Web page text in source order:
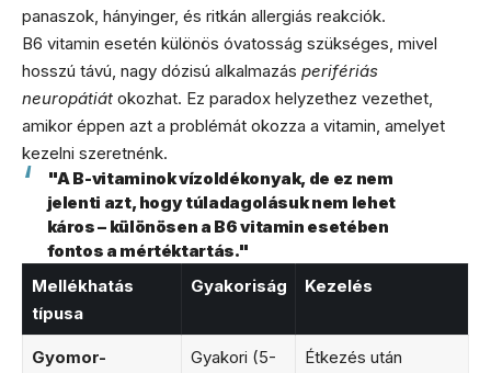
panaszok, hányinger, és ritkán allergiás reakciók.
B6 vitamin esetén különös óvatosság szükséges, mivel
hosszú távú, nagy dózisú alkalmazás perifériás
neuropátiát okozhat. Ez paradox helyzethez vezethet,
amikor éppen azt a problémát okozza a vitamin, amelyet
kezelni szeretnénk.
"A B-vitaminok vízoldékonyak, de ez nem
jelenti azt, hogy túladagolásuk nem lehet
káros – különösen a B6 vitamin esetében
fontos a mértéktartás."
Mellékhatás
típusa
Gyakoriság Kezelés
Gyomor-
Gyakori (5-
Étkezés után